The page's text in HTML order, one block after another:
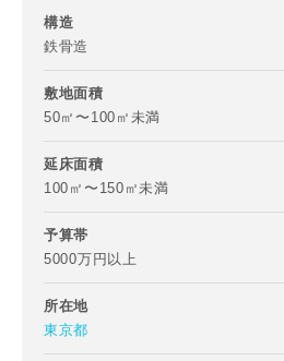
構造
鉄骨造
敷地面積
50㎡〜100㎡未満
延床面積
100㎡〜150㎡未満
予算帯
5000万円以上
所在地
東京都
郵便番号
都道府県